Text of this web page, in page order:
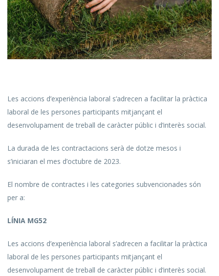
Les accions d’experiència laboral s’adrecen a facilitar la pràctica
laboral de les persones participants mitjançant el
desenvolupament de treball de caràcter públic i d’interès social.
La durada de les contractacions serà de dotze mesos i
s’iniciaran el mes d’octubre de 2023.
El nombre de contractes i les categories subvencionades són
per a:
LÍNIA MG52
Les accions d’experiència laboral s’adrecen a facilitar la pràctica
laboral de les persones participants mitjançant el
desenvolupament de treball de caràcter públic i d’interès social.